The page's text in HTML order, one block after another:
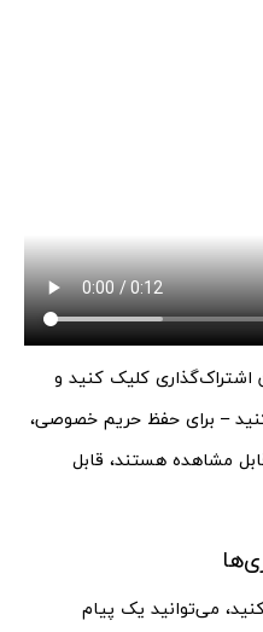
اشتراک‌گذاری کلیک کنید و
کنید – برای حفظ حریم خصوصی،
مشاهده هستند، قابل
می‌توانید یک پیام